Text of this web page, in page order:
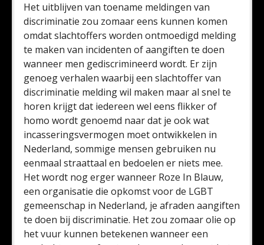
Het uitblijven van toename meldingen van
discriminatie zou zomaar eens kunnen komen
omdat slachtoffers worden ontmoedigd melding
te maken van incidenten of aangiften te doen
wanneer men gediscrimineerd wordt. Er zijn
genoeg verhalen waarbij een slachtoffer van
discriminatie melding wil maken maar al snel te
horen krijgt dat iedereen wel eens flikker of
homo wordt genoemd naar dat je ook wat
incasseringsvermogen moet ontwikkelen in
Nederland, sommige mensen gebruiken nu
eenmaal straattaal en bedoelen er niets mee.
Het wordt nog erger wanneer Roze In Blauw,
een organisatie die opkomst voor de LGBT
gemeenschap in Nederland, je afraden aangiften
te doen bij discriminatie. Het zou zomaar olie op
het vuur kunnen betekenen wanneer een